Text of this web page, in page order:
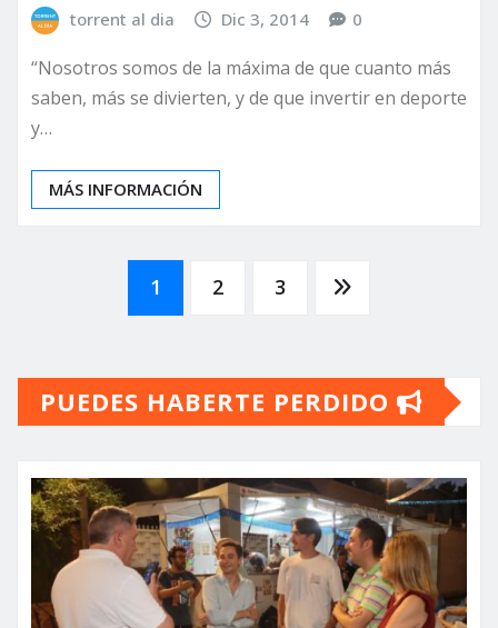
torrent al dia Dic 3, 2014 0
“Nosotros somos de la máxima de que cuanto más
saben, más se divierten, y de que invertir en deporte
y…
MÁS INFORMACIÓN
Paginación
entradas
1 2 3
PUEDES HABERTE PERDIDO